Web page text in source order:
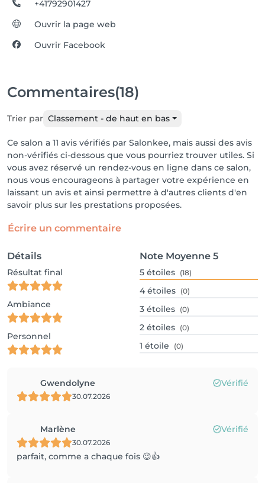
+41792901427
Ouvrir la page web
Ouvrir Facebook
Commentaires(18)
Trier par Classement - de haut en bas
Ce salon a 11 avis vérifiés par Salonkee, mais aussi des avis
non-vérifiés ci-dessous que vous pourriez trouver utiles. Si
vous avez réservé un rendez-vous en ligne dans ce salon,
nous vous encourageons à partager votre expérience en
laissant un avis et ainsi permettre à d'autres clients d'en
savoir plus sur les prestations proposées.
Écrire un commentaire
Détails
Résultat final
Ambiance
Personnel
Note Moyenne 5
5 étoiles (18)
4 étoiles (0)
3 étoiles (0)
2 étoiles (0)
1 étoile (0)
Gwendolyne Vérifié
30.07.2026
Marlène Vérifié
30.07.2026
parfait, comme a chaque fois 😉👍